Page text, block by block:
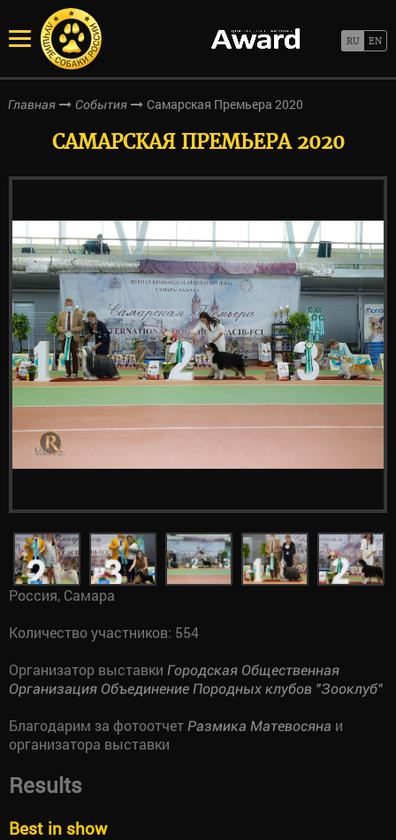
Главная События Самарcкая Премьера 2020
САМАРCКАЯ ПРЕМЬЕРА 2020
Россия, Самара
Количество участников: 554
Организатор выставки Городская Общественная
Организация Объединение Породных клубов "Зооклуб"
Благодарим за фотоотчет Размика Матевосяна и
организатора выставки
Results
Best in show